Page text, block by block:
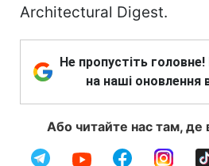
Architectural Digest.
Не пропустіть
на наші оновлення
Або читайте нас там, де